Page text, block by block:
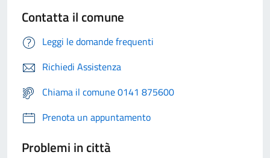
Contatta il comune
Leggi le domande frequenti
Richiedi Assistenza
Chiama il comune 0141 875600
Prenota un appuntamento
Problemi in città